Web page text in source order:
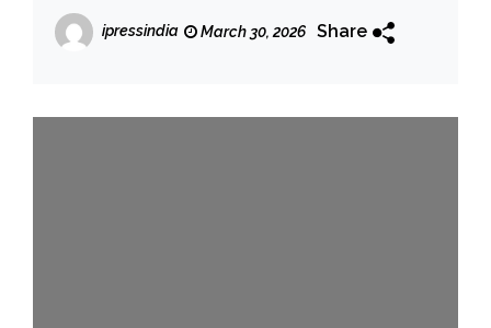
ipressindia March 30, 2026 Share